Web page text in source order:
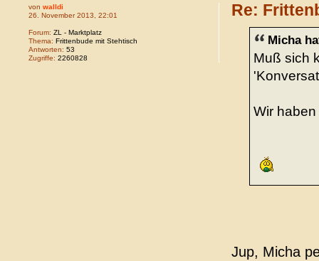
Re:
Micha
Muß sich
Wir
Jup, Micha
von walldi
26. November 2013, 22:01
Forum: ZL - Marktplatz
Thema: Frittenbude mit Stehtisch
Antworten: 53
Zugriffe: 2260828